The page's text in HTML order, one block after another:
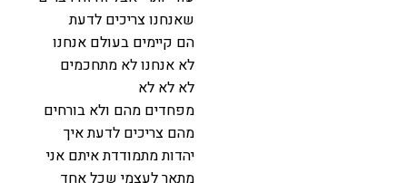
שאנחנו צריכים לדעת
הם קיימים בעולם אנחנו
לא אנחנו לא מתחכמים
לא לא לא
מפחדים מהם ולא בורחים
מהם צריכים לדעת איך
יהדות מתמודדת איתם אני
מתאר לעצמי שכל אחד